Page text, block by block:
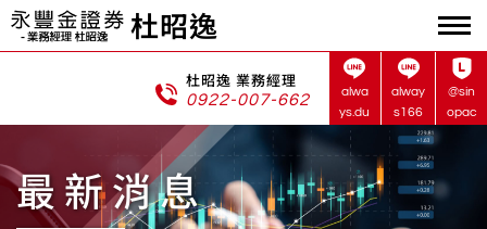
杜昭逸
杜昭逸 業務經理
0922-007-662
alwa
ys.du
alway
s166
@sin
opac
最新消息